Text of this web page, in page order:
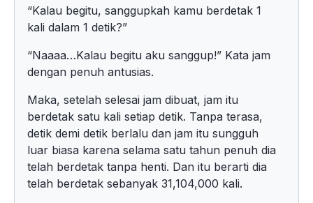
“Kalau begitu, sanggupkah kamu berdetak 1
kali dalam 1 detik?”
“Naaaa…Kalau begitu aku sanggup!” Kata jam
dengan penuh antusias.
Maka, setelah selesai jam dibuat, jam itu
berdetak satu kali setiap detik. Tanpa terasa,
detik demi detik berlalu dan jam itu sungguh
luar biasa karena selama satu tahun penuh dia
telah berdetak tanpa henti. Dan itu berarti dia
telah berdetak sebanyak 31,104,000 kali.